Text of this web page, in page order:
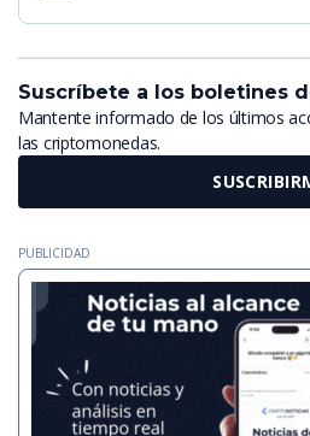
Suscríbete a los boletines
Mantente informado de los últimos
las criptomonedas.
PUBLICIDAD